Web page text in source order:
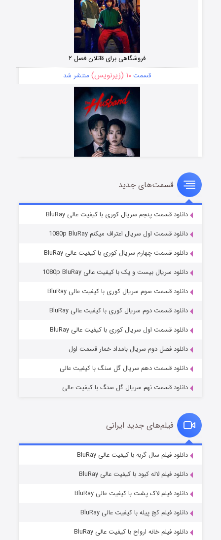
فروشگاهی برای قاتلان فصل ۲
قسمت۱۰ (زیرنویس) منتشر شد
قسمت۸ (زیرنویس) منتشر شد
عملیات آپارتمان
قسمت۲ (زیرنویس) منتشر شد
قسمت۲ (زیرنویس) منتشر شد
قسمت‌های جدید
دانلود قسمت پنجم سریال کوری با کیفیت عالی BluRay
دانلود قسمت اول سریال اعتراف میکنم 1080p BluRay
دانلود قسمت چهارم سریال کوری با کیفیت عالی BluRay
دانلود سریال بیست و یک با کیفیت عالی 1080p BluRay
دانلود قسمت سوم سریال کوری با کیفیت عالی BluRay
دانلود قسمت دوم سریال کوری با کیفیت عالی BluRay
دانلود قسمت اول سریال کوری با کیفیت عالی BluRay
دانلود فصل دوم سریال بامداد خمار قسمت اول
دانلود قسمت دهم سریال گل سنگ با کیفیت عالی
دانلود قسمت نهم سریال گل سنگ با کیفیت عالی
فیلم‌های جدید ایرانی
دانلود فیلم سال گربه با کیفیت عالی BluRay
دانلود فیلم لاله کبود با کیفیت عالی BluRay
دانلود فیلم لاک پشت با کیفیت عالی BluRay
دانلود فیلم کج‌ پیله با کیفیت عالی BluRay
دانلود فیلم خانه ارواح با کیفیت عالی BluRay